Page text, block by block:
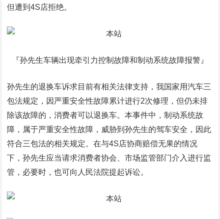
但遭到4S店拒绝。
『孙先生车辆出现牵引力控制故障和制动系统故障报警』
孙先生的退换车诉求目前有相关法律支持，我国家用汽车三
包法规定，因严重安全性故障累计进行2次修理，但仍未排
除该故障的，消费者可以退换车。本事件中，制动系统故
障，属于严重安全性故障，威胁到孙先生的驾车安全，因此
符合三包法的相关规定。在与4S店协商赔偿无果的情况
下，孙先生应当请求消费者协会、市场监管部门介入进行监
管，必要时，也可向人民法院提起诉讼。